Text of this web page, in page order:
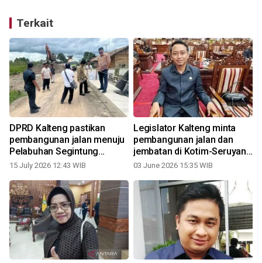
Terkait
DPRD Kalteng pastikan
pembangunan jalan menuju
Pelabuhan Segintung
Seruyan berlanjut
15 July 2026 12:43 WIB
Legislator Kalteng minta
pembangunan jalan dan
jembatan di Kotim-Seruyan
dipercepat
03 June 2026 15:35 WIB